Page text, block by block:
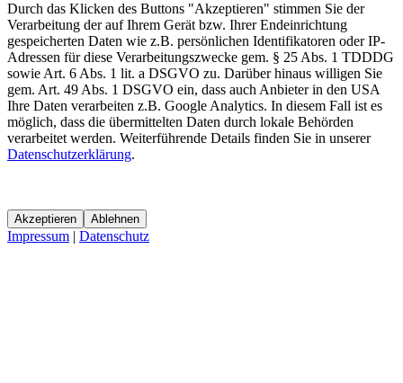
Durch das Klicken des Buttons "Akzeptieren" stimmen Sie der
Verarbeitung der auf Ihrem Gerät bzw. Ihrer Endeinrichtung
gespeicherten Daten wie z.B. persönlichen Identifikatoren oder IP-
Adressen für diese Verarbeitungszwecke gem. § 25 Abs. 1 TDDDG
sowie Art. 6 Abs. 1 lit. a DSGVO zu. Darüber hinaus willigen Sie
gem. Art. 49 Abs. 1 DSGVO ein, dass auch Anbieter in den USA
Ihre Daten verarbeiten z.B. Google Analytics. In diesem Fall ist es
möglich, dass die übermittelten Daten durch lokale Behörden
verarbeitet werden. Weiterführende Details finden Sie in unserer
Datenschutzerklärung.
Akzeptieren Ablehnen
Impressum | Datenschutz